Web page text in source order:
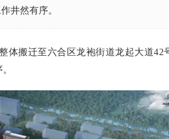
井然有序。
体搬迁至六合区龙袍街道龙起大道42